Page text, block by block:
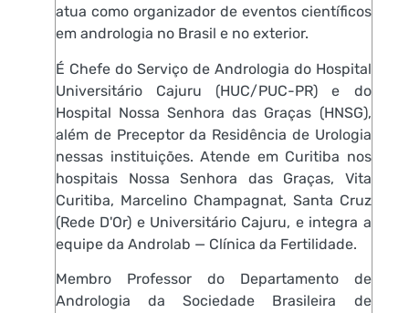
atua como organizador de eventos científicos
em andrologia no Brasil e no exterior.
É Chefe do Serviço de Andrologia do Hospital
Universitário Cajuru (HUC/PUC-PR) e do
Hospital Nossa Senhora das Graças (HNSG),
além de Preceptor da Residência de Urologia
nessas instituições. Atende em Curitiba nos
hospitais Nossa Senhora das Graças, Vita
Curitiba, Marcelino Champagnat, Santa Cruz
(Rede D'Or) e Universitário Cajuru, e integra a
equipe da Androlab — Clínica da Fertilidade.
Membro Professor do Departamento de
Andrologia da Sociedade Brasileira de